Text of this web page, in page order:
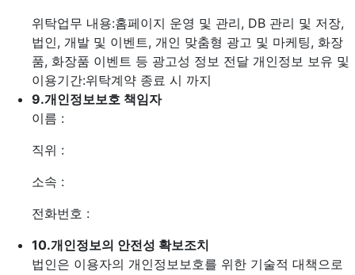
위탁업무 내용:홈페이지 운영 및 관리, DB 관리 및 저장,
법인, 개발 및 이벤트, 개인 맞춤형 광고 및 마케팅, 화장
품, 화장품 이벤트 등 광고성 정보 전달 개인정보 보유 및
이용기간:위탁계약 종료 시 까지
9.개인정보보호 책임자
이름 :
직위 :
소속 :
전화번호 :
10.개인정보의 안전성 확보조치
법인은 이용자의 개인정보보호를 위한 기술적 대책으로